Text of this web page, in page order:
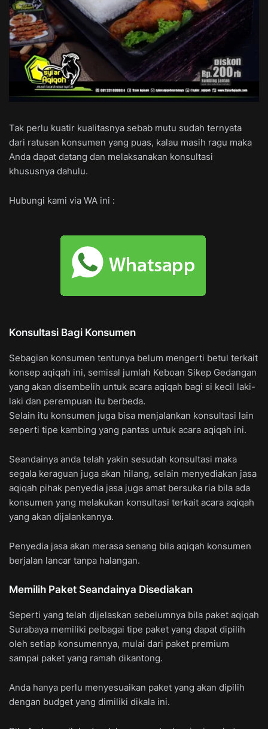
Tak perlu kuatir kualitasnya sebab mutu sudah ternyata
dari ratusan konsumen yang puas, kalau masih ragu maka
Anda dapat datang dan melaksanakan konsultasi
khususnya dahulu.
Hubungi kami via WA ini :
Konsultasi Bagi Konsumen
Sebagian konsumen tentunya belum mengerti betul terkait
konsep aqiqah ini, semisal jumlah Keboan Sikep Gedangan
yang akan disembelih untuk acara aqiqah bagi si kecil laki-
laki dan perempuan itu berbeda.
Selain itu konsumen juga bisa menjalankan konsultasi lain
seperti tipe kambing yang pantas untuk acara aqiqah ini.
Seandainya anda telah yakin sesudah konsultasi maka
segala keraguan juga akan hilang, selain menyediakan jasa
aqiqah pihak penyedia jasa juga amat bersuka ria bila ada
konsumen yang melakukan konsultasi terkait acara aqiqah
yang akan dijalankannya.
Penyedia jasa akan merasa senang bila aqiqah konsumen
berjalan lancar tanpa halangan.
Memilih Paket Seandainya Disediakan
Seperti yang telah dijelaskan sebelumnya bila paket aqiqah
Surabaya memiliki pelbagai tipe paket yang dapat dipilih
oleh setiap konsumennya, mulai dari paket premium
sampai paket yang ramah dikantong.
Anda hanya perlu menyesuaikan paket yang akan dipilih
dengan budget yang dimiliki dikala ini.